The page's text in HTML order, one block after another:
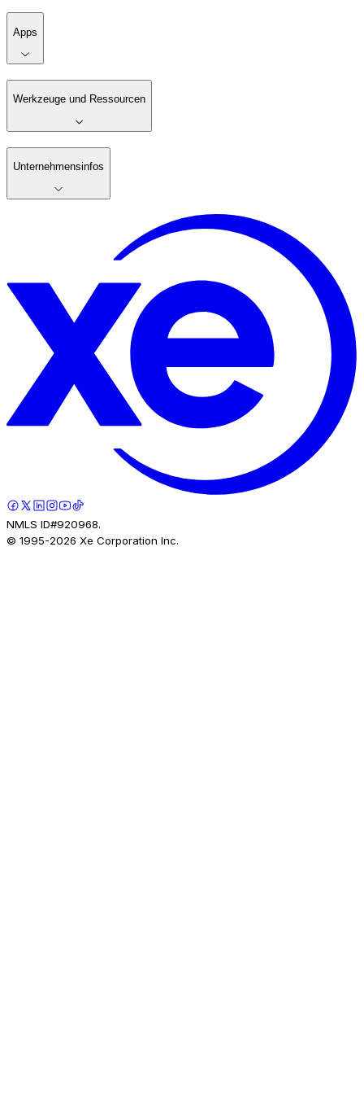
Apps
Werkzeuge und Ressourcen
Unternehmensinfos
NMLS ID#920968.
© 1995-2026 Xe Corporation Inc.